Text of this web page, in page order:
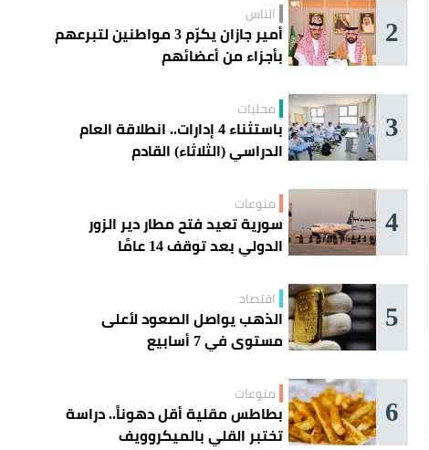
2 الناس
أمير جازان يكرّم 3 مواطنين لتبرعهم
بأجزاء من أعضائهم
3 محليات
باستثناء 4 إدارات.. انطلاقة العام
الدراسي (الثلاثاء) القادم
4 منوعات
سورية تعيد فتح مطار دير الزور
الدولي بعد توقف 14 عامًا
5 اقتصاد
الذهب يواصل الصعود لأعلى
مستوى في 7 أسابيع
6 منوعات
بطاطس مقلية أقل دهوناً.. دراسة
تختبر القلي بالميكروويف